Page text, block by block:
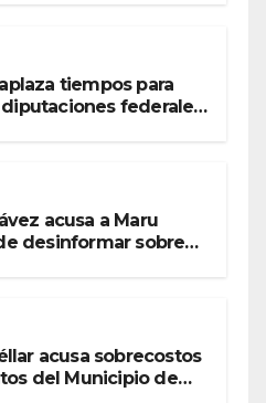
aplaza tiempos para
diputaciones federales
acusa a Maru
desinformar sobre
acusa sobrecostos
del Municipio de